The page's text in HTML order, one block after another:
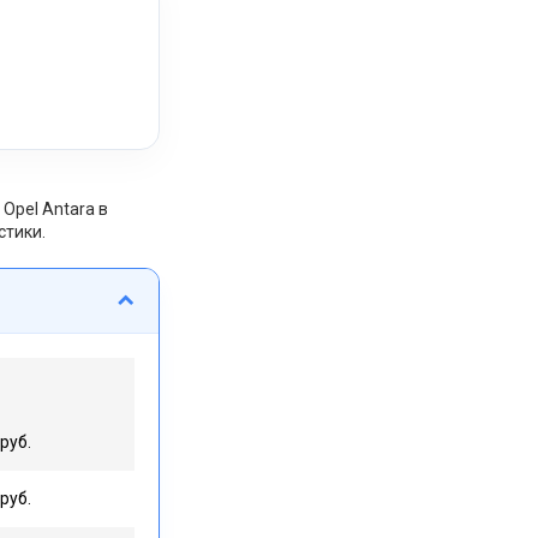
Antara в